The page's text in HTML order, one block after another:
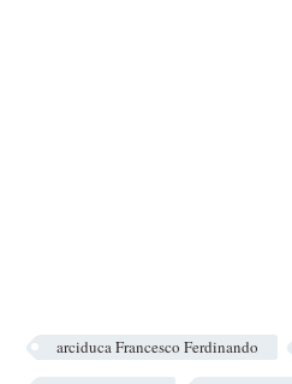
arciduca Francesco Ferdinando